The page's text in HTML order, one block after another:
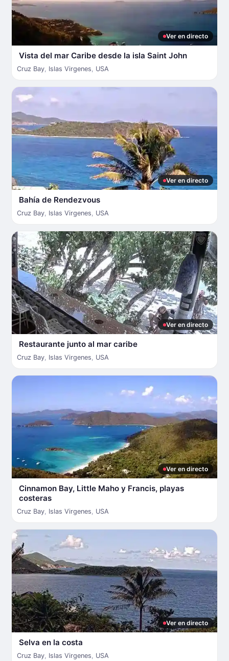
Ver en directo
Vista del mar Caribe desde la isla Saint John
Cruz Bay, Islas Virgenes, USA
Ver en directo
Bahía de Rendezvous
Cruz Bay, Islas Virgenes, USA
Ver en directo
Restaurante junto al mar caribe
Cruz Bay, Islas Virgenes, USA
Ver en directo
Cinnamon Bay, Little Maho y Francis, playas
costeras
Cruz Bay, Islas Virgenes, USA
Ver en directo
Selva en la costa
Cruz Bay, Islas Virgenes, USA